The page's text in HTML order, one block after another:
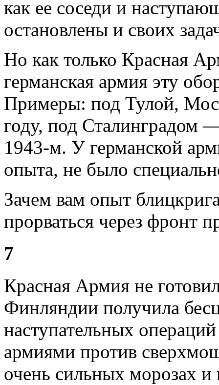
как ее соседи и
остановлены и своих
Но как только Красная
германская армия эту
Примеры: под Тулой,
году, под
1943-м. У германской
опыта, не было
Зачем вам опыт
прорваться через фронт
7
Красная Армия не
Финляндии получила
наступательных
армиями против
очень сильных морозах